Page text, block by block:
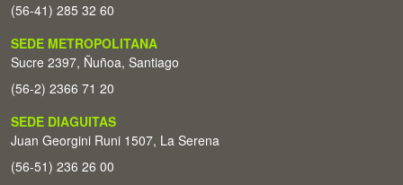
(56-41) 285 32 60
SEDE METROPOLITANA
Sucre 2397, Ñuñoa, Santiago
(56-2) 2366 71 20
SEDE DIAGUITAS
Juan Georgini Runi 1507, La Serena
(56-51) 236 26 00